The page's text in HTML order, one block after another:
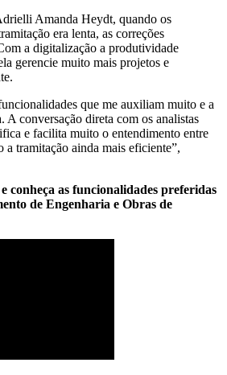
Amanda Heydt, quando os
era lenta, as correções
a digitalização a produtividade
gerencie muito mais projetos e
que me auxiliam muito e a
conversação direta com os analistas
e facilita muito o entendimento entre
a tramitação ainda mais eficiente”,
conheça as funcionalidades preferidas
de Engenharia e Obras de